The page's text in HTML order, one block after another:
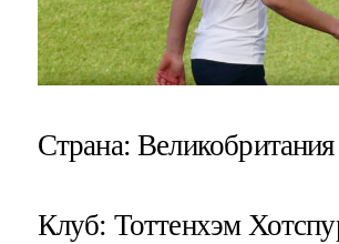
Страна: Великобритания
Клуб: Тоттенхэм